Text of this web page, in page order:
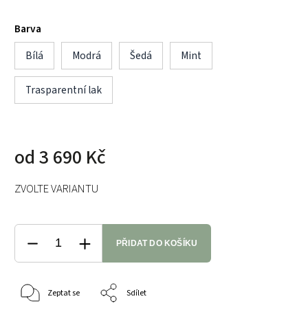
Barva
Bílá
Modrá Šedá Mint
Trasparentní lak
od 3 690 Kč
ZVOLTE VARIANTU
PŘIDAT DO KOŠÍKU
Zeptat se Sdílet